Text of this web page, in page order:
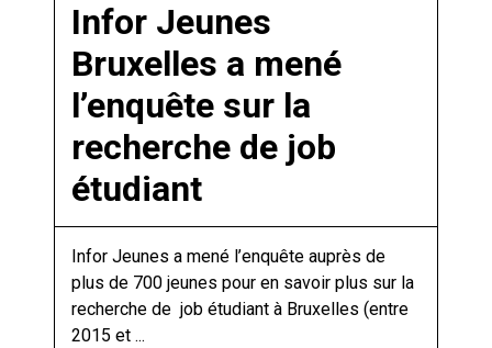
Infor Jeunes
Bruxelles a mené
l’enquête sur la
recherche de job
étudiant
Infor Jeunes a mené l’enquête auprès de
plus de 700 jeunes pour en savoir plus sur la
recherche de job étudiant à Bruxelles (entre
2015 et ...